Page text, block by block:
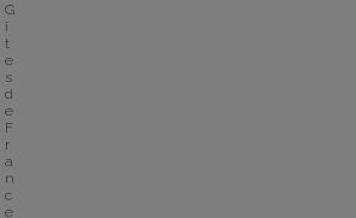
G
î
t
e
s
d
e
F
r
a
n
c
e